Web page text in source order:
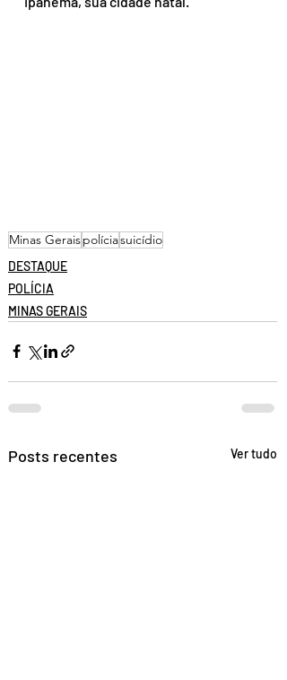
Minas Geraispolíciasuicídio
DESTAQUE
POLÍCIA
MINAS GERAIS
Posts recentes Ver tudo